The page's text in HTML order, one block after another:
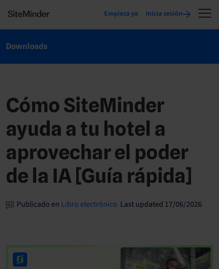
Empieza ya Inicia sesión
Downloads
Cómo SiteMinder
ayuda a tu hotel a
aprovechar el poder
de la IA [Guía rápida]
Publicado en Libro electrónico Last updated 17/06/2026